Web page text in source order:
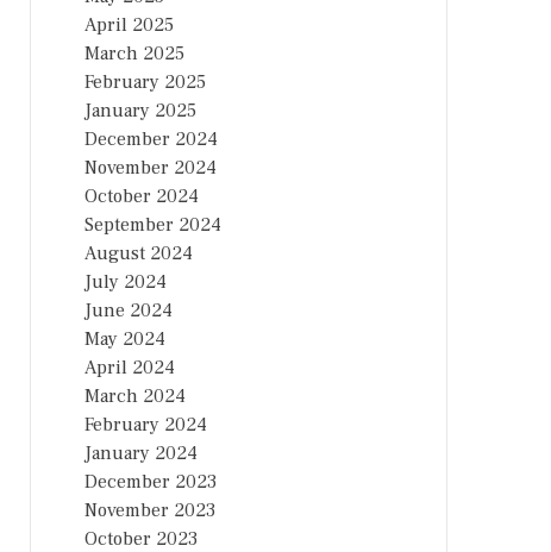
April 2025
March 2025
February 2025
January 2025
December 2024
November 2024
October 2024
September 2024
August 2024
July 2024
June 2024
May 2024
April 2024
March 2024
February 2024
January 2024
December 2023
November 2023
October 2023